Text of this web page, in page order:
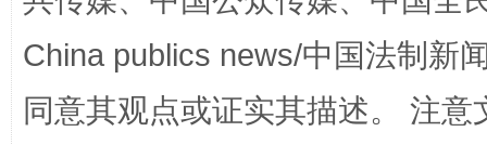
China publics news/中国法制新
同意其观点或证实其描述。 注